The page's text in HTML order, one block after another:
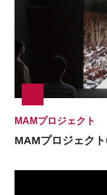
MAMプロジェクト
MAMプロジェク